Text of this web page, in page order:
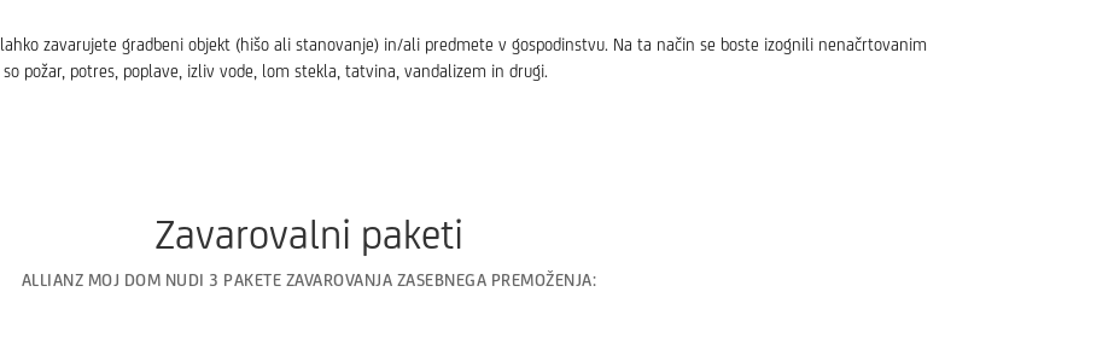
zavarujete gradbeni objekt (hišo ali stanovanje) in/ali predmete v gospodinstvu. Na ta način se boste izognili nenačrtovanim
požar, potres, poplave, izliv vode, lom stekla, tatvina, vandalizem in drugi.
Zavarovalni paketi
ALLIANZ MOJ DOM NUDI 3 PAKETE ZAVAROVANJA ZASEBNEGA PREMOŽENJA: